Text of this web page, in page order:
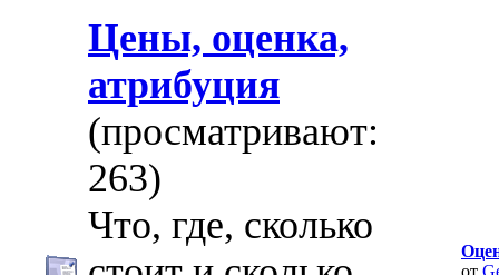
Цены, оценка,
атрибуция
(просматривают:
263)
Что, где, сколько
от